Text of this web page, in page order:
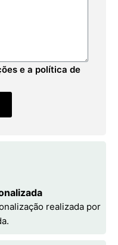
e a política de
realizada por